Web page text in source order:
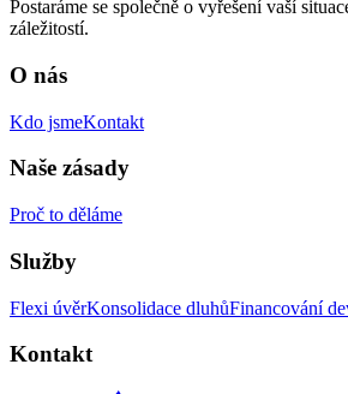
Postaráme se společně o vyřešení vaší
záležitostí.
O nás
Kdo jsmeKontakt
Naše zásady
Proč to děláme
Služby
Flexi úvěrKonsolidace dluhůFinancování
Kontakt